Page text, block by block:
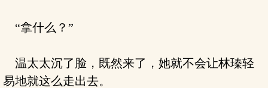
“拿什么？”
温太太沉了脸，既然来了，她就不会让林瑧轻
易地就这么走出去。